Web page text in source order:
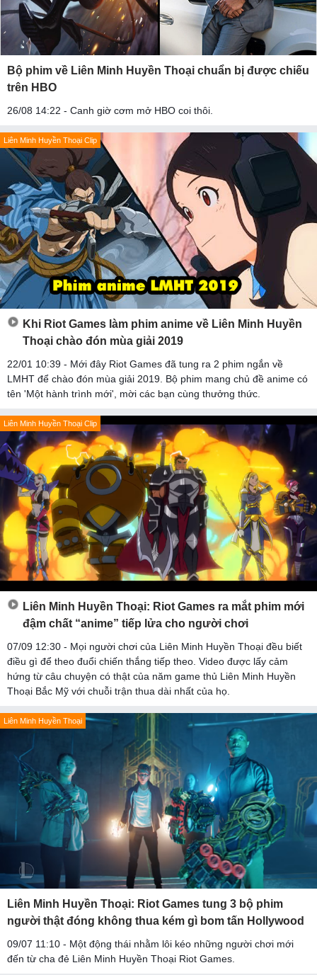
Bộ phim về Liên Minh Huyền Thoại chuẩn bị được chiếu
trên HBO
26/08 14:22 - Canh giờ cơm mở HBO coi thôi.
Liên Minh Huyền Thoại Clip
Khi Riot Games làm phim anime về Liên Minh Huyền
Thoại chào đón mùa giải 2019
22/01 10:39 - Mới đây Riot Games đã tung ra 2 phim ngắn về
LMHT để chào đón mùa giải 2019. Bộ phim mang chủ đề anime có
tên 'Một hành trình mới', mời các bạn cùng thưởng thức.
Liên Minh Huyền Thoại Clip
Liên Minh Huyền Thoại: Riot Games ra mắt phim mới
đậm chất “anime” tiếp lửa cho người chơi
07/09 12:30 - Mọi người chơi của Liên Minh Huyền Thoại đều biết
điều gì để theo đuổi chiến thắng tiếp theo. Video được lấy cảm
hứng từ câu chuyện có thật của năm game thủ Liên Minh Huyền
Thoại Bắc Mỹ với chuỗi trận thua dài nhất của họ.
Liên Minh Huyền Thoại
Liên Minh Huyền Thoại: Riot Games tung 3 bộ phim
người thật đóng không thua kém gì bom tấn Hollywood
09/07 11:10 - Một động thái nhằm lôi kéo những người chơi mới
đến từ cha đẻ Liên Minh Huyền Thoại Riot Games.